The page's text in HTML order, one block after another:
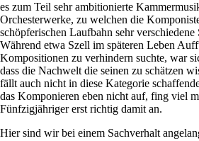
es zum Teil sehr ambitionierte
Orchesterwerke, zu welchen die
schöpferischen Laufbahn sehr verschiedene
Während etwa Szell im späteren Leben
Kompositionen zu verhindern suchte, war
dass die Nachwelt die seinen zu schätzen
fällt auch nicht in diese Kategorie
das Komponieren eben nicht auf, fing viel
Fünfzigjähriger erst richtig damit an.
Hier sind wir bei einem Sachverhalt